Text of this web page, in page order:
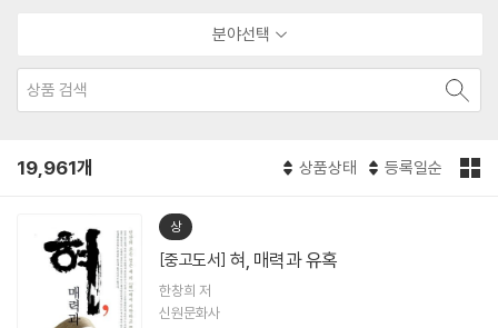
분야선택
19,961개 상품상태 등록일순
상
[중고도서] 혀, 매력과 유혹
한창희 저
신원문화사